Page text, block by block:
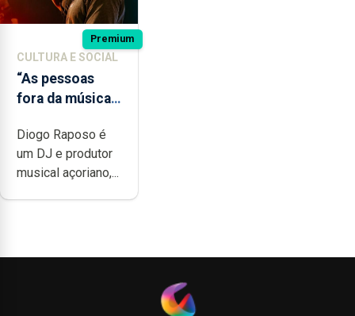
Premium
CULTURA E SOCIAL
“As pessoas
fora da música
noção do quão
difícil é
produzir uma
música”
Diogo Raposo é
um DJ e produtor
musical açoriano,...